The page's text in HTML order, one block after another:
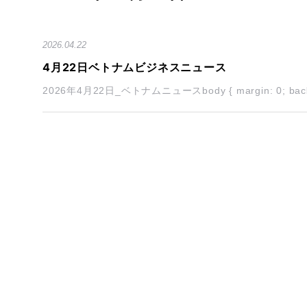
2026.04.22
4月22日ベトナムビジネスニュース
2026年4月22日_ベトナムニュースbody { margin: 0;